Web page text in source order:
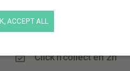
ACCEPT ALL
Paiement sécurisé
Click'n'collect en 2h